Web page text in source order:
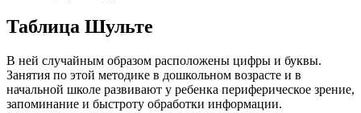
Таблица Шульте
В ней случайным образом расположены цифры и буквы.
Занятия по этой методике в дошкольном возрасте и в
начальной школе развивают у ребенка периферическое зрение,
запоминание и быстроту обработки информации.